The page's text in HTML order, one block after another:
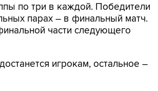
по три в каждой. Победители
парах – в финальный матч.
части следующего
игрокам, остальное –